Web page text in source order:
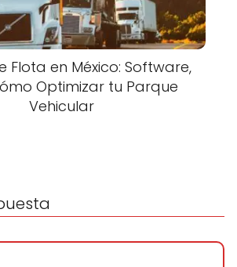
Flota en México: Software,
Optimizar tu Parque
Vehicular